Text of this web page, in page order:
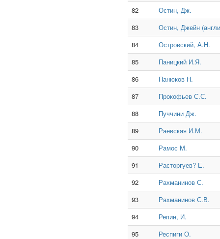
82
Остин, Дж.
83
Остин, Джейн
84
Островский, А.Н.
85
Паницкий И.Я.
86
Панюков Н.
87
Прокофьев С.С.
88
Пуччини Дж.
89
Раевская И.М.
90
Рамос М.
91
Расторгуев? Е.
92
Рахманинов С.
93
Рахманинов С.В.
94
Репин, И.
95
Респиги О.